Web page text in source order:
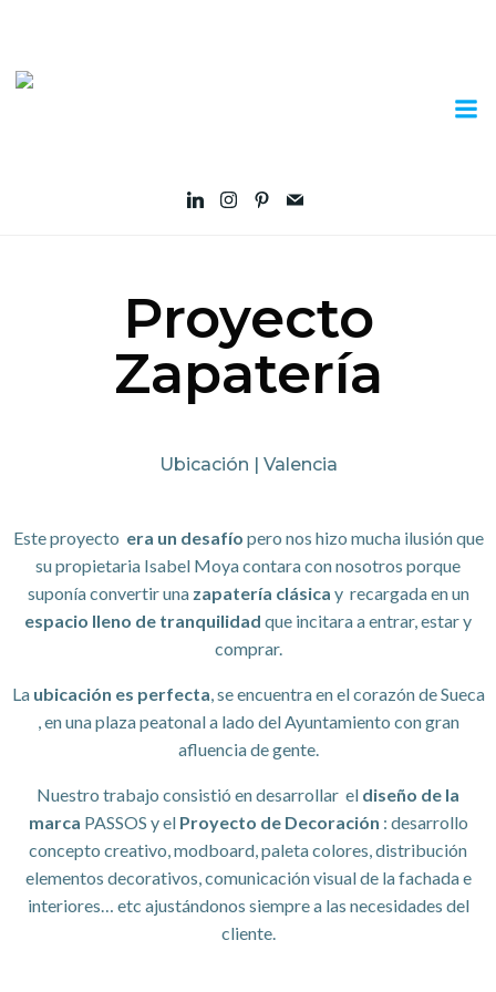
Proyecto
Zapatería
Ubicación | Valencia
Este proyecto era un desafío pero nos hizo mucha ilusión que
su propietaria Isabel Moya contara con nosotros porque
suponía convertir unazapatería clásica y recargada en un
espacio lleno de tranquilidad que incitara a entrar, estar y
comprar.
La ubicación es perfecta, se encuentra en el corazón de Sueca
, en una plaza peatonal a lado del Ayuntamiento con gran
afluencia de gente.
Nuestro trabajo consistió en desarrollar el diseño de la
marca PASSOS y el Proyecto de Decoración : desarrollo
concepto creativo, modboard, paleta colores, distribución
elementos decorativos, comunicación visual de la fachada e
interiores… etc ajustándonos siempre a las necesidades del
cliente.